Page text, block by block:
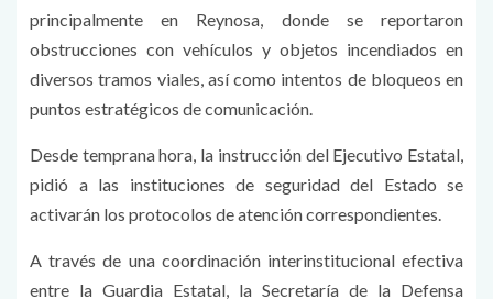
principalmente en Reynosa, donde se reportaron
obstrucciones con vehículos y objetos incendiados en
diversos tramos viales, así como intentos de bloqueos en
puntos estratégicos de comunicación.
Desde temprana hora, la instrucción del Ejecutivo Estatal,
pidió a las instituciones de seguridad del Estado se
activarán los protocolos de atención correspondientes.
A través de una coordinación interinstitucional efectiva
entre la Guardia Estatal, la Secretaría de la Defensa